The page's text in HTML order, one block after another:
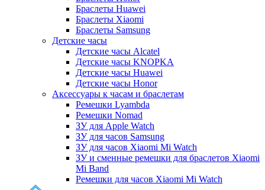
Браслеты Huawei
Браслеты Xiaomi
Браслеты Samsung
Детские часы
Детские часы Alcatel
Детские часы KNOPKA
Детские часы Huawei
Детские часы Honor
Аксессуары к часам и браслетам
Ремешки Lyambda
Ремешки Nomad
ЗУ для Apple Watch
ЗУ для часов Samsung
ЗУ для часов Xiaomi Mi Watch
ЗУ и сменные ремешки для браслетов Xiaomi
Mi Band
Ремешки для часов Xiaomi Mi Watch